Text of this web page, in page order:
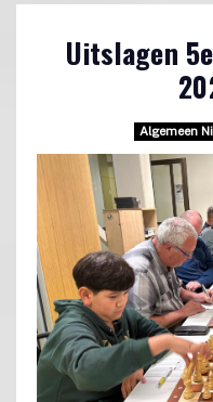
Uitslagen
Algemeen